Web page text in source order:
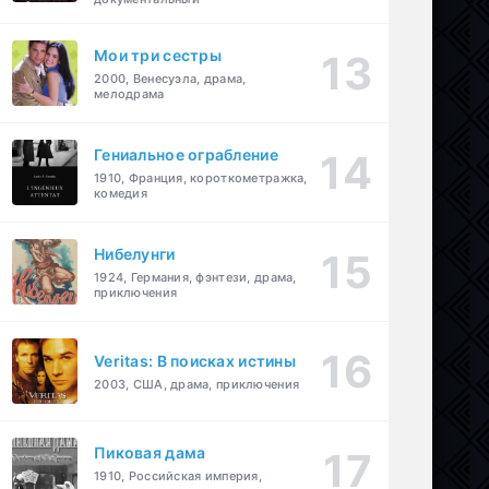
Мои три сестры
2000, Венесуэла, драма,
мелодрама
Гениальное ограбление
1910, Франция, короткометражка,
комедия
Нибелунги
1924, Германия, фэнтези, драма,
приключения
Veritas: В поисках истины
2003, США, драма, приключения
Пиковая дама
1910, Российская империя,